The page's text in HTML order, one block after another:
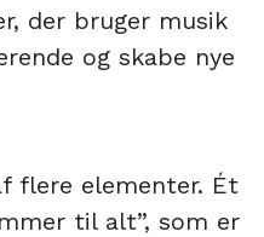
der bruger musik
og skabe nye
flere elementer. Ét
til alt”, som er